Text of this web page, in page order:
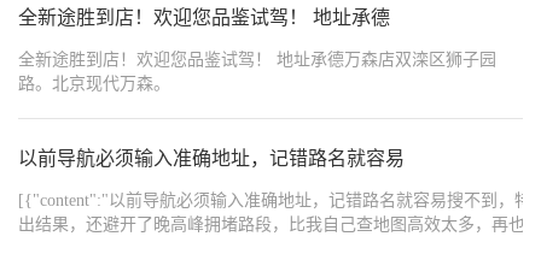
全新途胜到店！欢迎您品鉴试驾！ 地址承德
全新途胜到店！欢迎您品鉴试驾！ 地址承德万森店双滦区狮子园
路。北京现代万森。
以前导航必须输入准确地址，记错路名就容易
[{"content":"以前导航必须输入准确地址，记错路名就容易搜不到，
出结果，还避开了晚高峰拥堵路段，比我自己查地图高效太多，再也